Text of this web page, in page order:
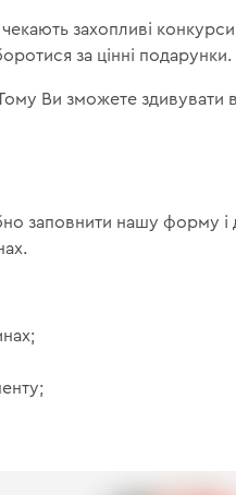
захопливі
за цінні подарунки.
Ви зможете здивувати
заповнити нашу форму і